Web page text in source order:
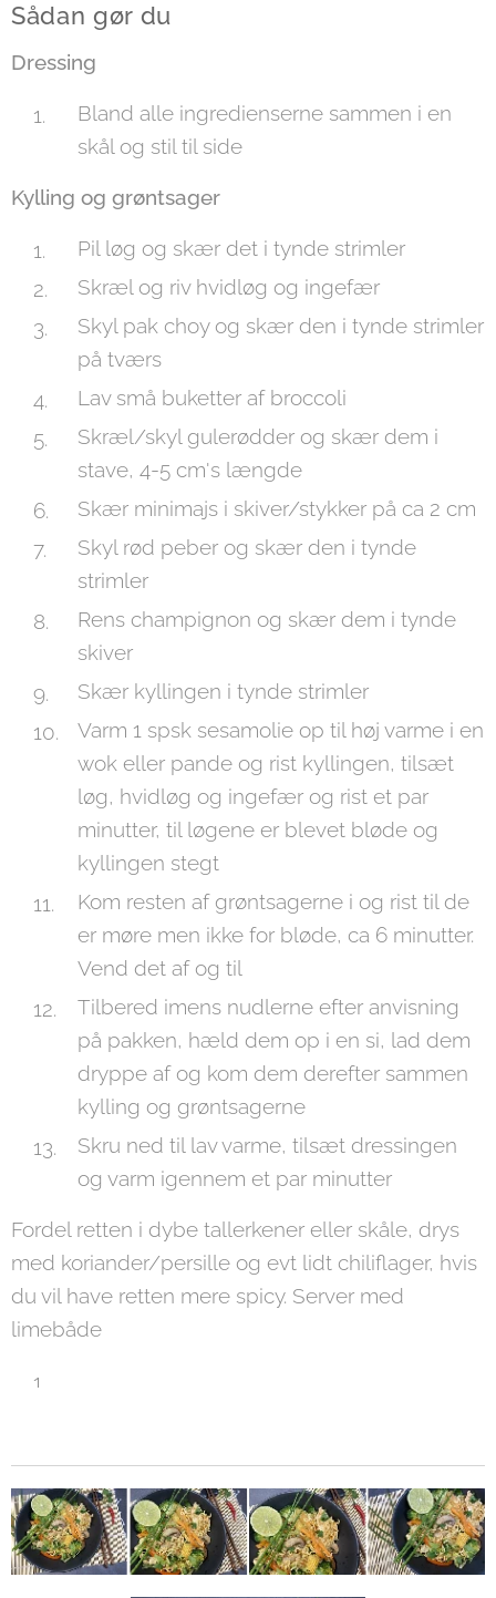
Sådan gør du
Dressing
Bland alle ingredienserne sammen i en
skål og stil til side
Kylling og grøntsager
Pil løg og skær det i tynde strimler
Skræl og riv hvidløg og ingefær
Skyl pak choy og skær den i tynde strimler
på tværs
Lav små buketter af broccoli
Skræl/skyl gulerødder og skær dem i
stave, 4-5 cm's længde
Skær minimajs i skiver/stykker på ca 2 cm
Skyl rød peber og skær den i tynde
strimler
Rens champignon og skær dem i tynde
skiver
Skær kyllingen i tynde strimler
Varm 1 spsk sesamolie op til høj varme i en
wok eller pande og rist kyllingen, tilsæt
løg, hvidløg og ingefær og rist et par
minutter, til løgene er blevet bløde og
kyllingen stegt
Kom resten af grøntsagerne i og rist til de
er møre men ikke for bløde, ca 6 minutter.
Vend det af og til
Tilbered imens nudlerne efter anvisning
på pakken, hæld dem op i en si, lad dem
dryppe af og kom dem derefter sammen
kylling og grøntsagerne
Skru ned til lav varme, tilsæt dressingen
og varm igennem et par minutter
Fordel retten i dybe tallerkener eller skåle, drys
med koriander/persille og evt lidt chiliflager, hvis
du vil have retten mere spicy. Server med
limebåde